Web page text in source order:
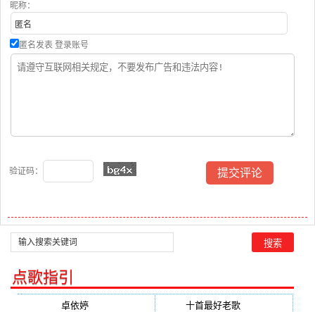
昵称：
匿名发表 登录账号
验证码：
点歌指引
卓依婷(350) 十首最好老歌(300)